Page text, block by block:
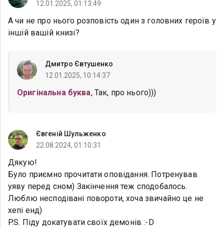
12.01.2025, 01:13:49
А чи не про нього розповість один з головних героїв у
іншій вашій книзі?
Дмитро Євтушенко
12.01.2025, 10:14:37
Оригінальна буква, Так, про нього)))
Євгеній Шульженко
22.08.2024, 01:10:31
Дякую!
Було приємно прочитати оповідання. Потренував
уяву перед сном) Закінчення теж сподобалось.
Люблю несподівані повороти, хоча звичайно це не
хепі енд)
P.S. Піду докатувати своїх демонів :-D